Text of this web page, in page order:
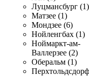
Луцмансбург (1)
Матзее (1)
Мондзее (6)
Нойленгбах (1)
Ноймаркт-ам-
Валлерзее (2)
Оберальм (1)